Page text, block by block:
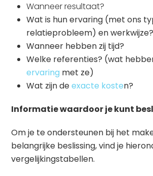
Wanneer resultaat?
Wat is hun ervaring (met ons
relatieprobleem) en werkwijze?
Wanneer hebben zij tijd?
Welke referenties? (wat
ervaring met ze)
Wat zijn deexacte kosten?
Informatie waardoor je kunt
Om je te ondersteunen bij het
belangrijke beslissing, vind je
vergelijkingstabellen.